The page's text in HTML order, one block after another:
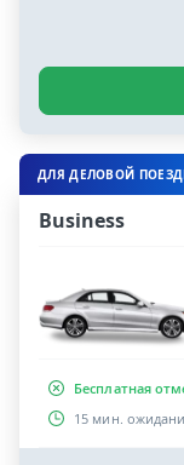
ДЛЯ ДЕЛОВОЙ
Business
Бесплатная
15 мин.